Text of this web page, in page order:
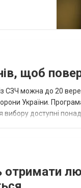
— окремі
щоб
СЗЧ можна до 20
України.
доступні понад
отримати